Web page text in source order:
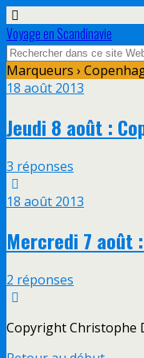
Voyage en Scandinavie
Marqueurs ›
18 août 2013
Jeudi 8 août :
3 réponses
18 août 2013
Mercredi 7 août
2 réponses
Copyright Christophe